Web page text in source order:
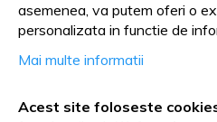
bigudiuri, etc.
Piepteni din plastic sau
Periile pentru coafat,
asemenea, va putem oferi o
personalizata in functie de
Mai multe informatii
Acest site foloseste